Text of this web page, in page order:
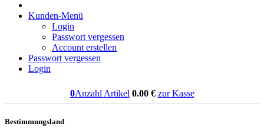
Kunden-Menü
Login
Passwort vergessen
Account erstellen
Passwort vergessen
Login
0Anzahl Artikel 0.00€ zur Kasse
Bestimmungsland